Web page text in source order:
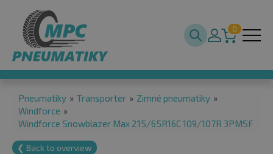
0
Pneumatiky » Transporter » Zimné pneumatiky »
Windforce »
Windforce Snowblazer Max 215/65R16C 109/107R 3PMSF
❮ Back to overview